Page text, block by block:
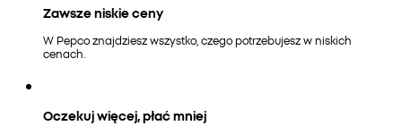
Zawsze niskie ceny
W Pepco znajdziesz wszystko, czego potrzebujesz w niskich
cenach.
Oczekuj więcej, płać mniej